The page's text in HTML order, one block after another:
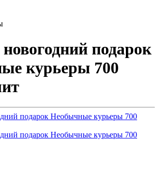
подарок
курьеры 700